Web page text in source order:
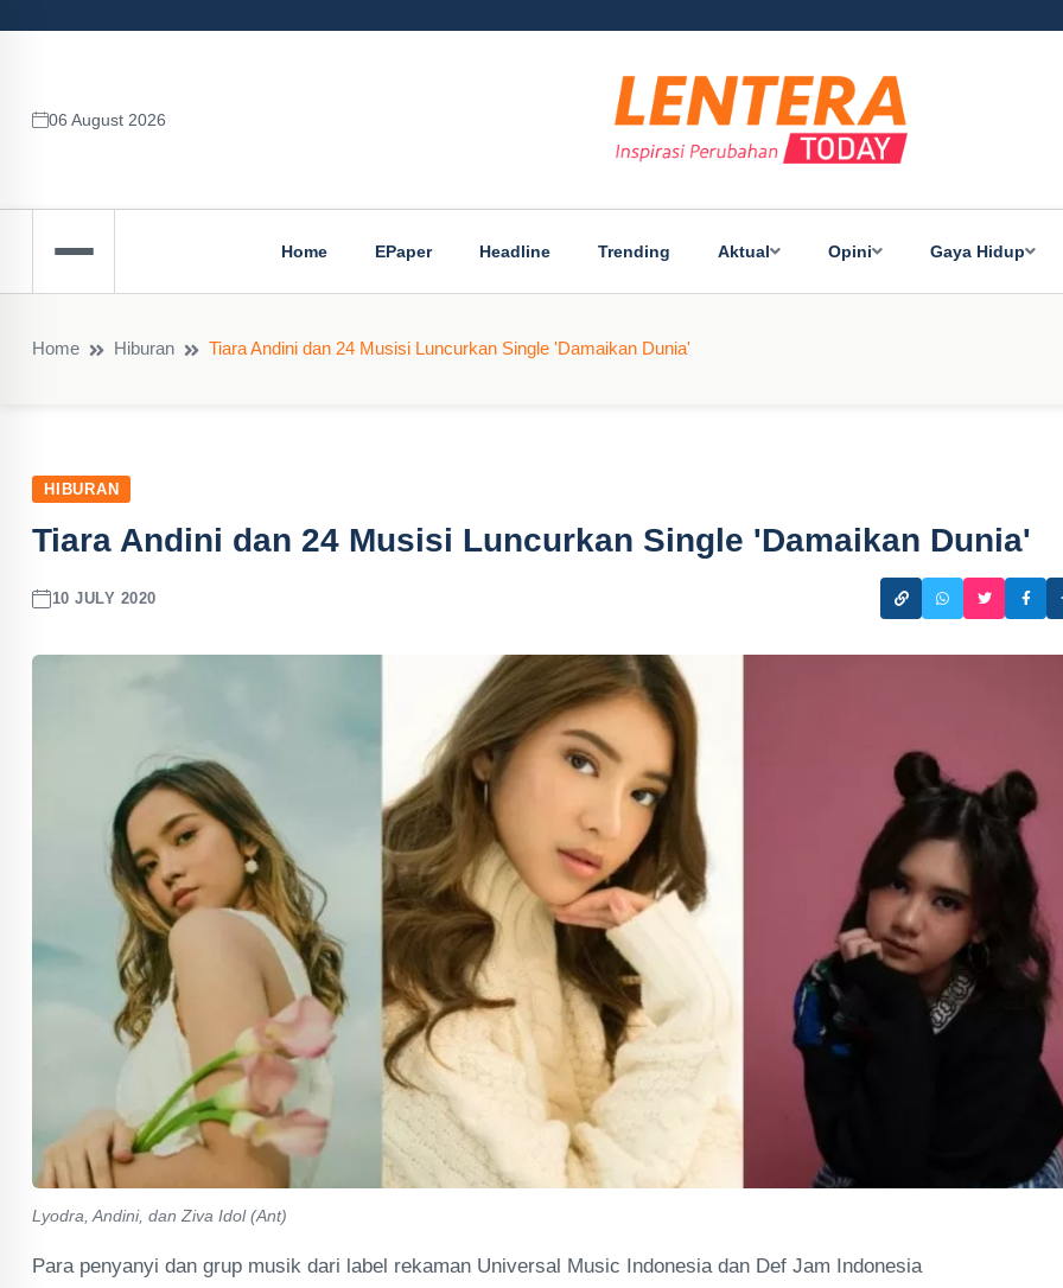
06 August 2026
Home EPaper Headline Trending Aktual Opini Gaya Hidup
Home Hiburan Tiara Andini dan 24 Musisi Luncurkan Single 'Damaikan Dunia'
HIBURAN
Tiara Andini dan 24 Musisi Luncurkan Single 'Damaikan Dunia'
10 JULY 2020
Lyodra, Andini, dan Ziva Idol (Ant)
Para penyanyi dan grup musik dari label rekaman Universal Music Indonesia dan Def Jam Indonesia